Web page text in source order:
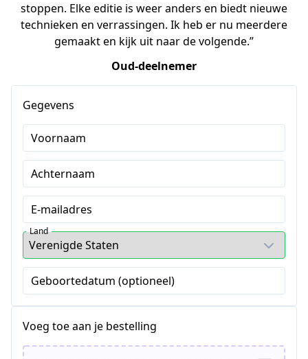
stoppen. Elke editie is weer anders en biedt nieuwe
technieken en verrassingen. Ik heb er nu meerdere
gemaakt en kijk uit naar de volgende.”
Oud-deelnemer
Gegevens
Voornaam
Achternaam
E-mailadres
Land
Geboortedatum (optioneel)
Voeg toe aan je bestelling